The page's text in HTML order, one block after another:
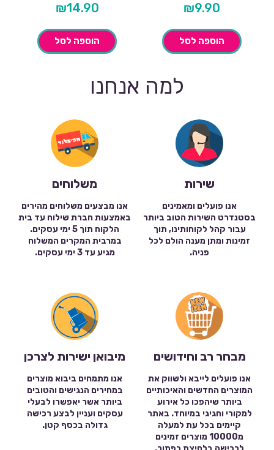
₪9.90
הוספה לסל
₪14.90
הוספה לסל
למה אנחנו
שירות
אנו פועלים ומאמינים
בסטנדרט השירות הטוב ביותר
עבור קהל לקוחותינו, תוך
זמינות ומתן מענה הולם לכל
פניה.
משלוחים
אנו מבצעים משלוחים מהירים
באמצעות חברת שילוח עד בית
הלקוח תוך 5 ימי עסקים.
במרבית המקרים המשלוח
מגיע עד 3 ימי עסקים.
מבחר רב וחידושים
אנו פועלים לייבא ולשווק את
המוצרים החדשים והאיכותיים
ביותר שיהפכו כל אירוע
למקורי וחגיגי במיוחד. באתר
קיימים בכל עת למעלה
מ10000 מוצרים זמינים
מיבואן ישירות לצרכן
אנו מתמחים ביבוא מוצרים
במחירים הנגישים והטובים
ביותר אשר יאפשרו לבעלי
עסקים ועניין לבצע רכישה
גדולה בכסף קטן.